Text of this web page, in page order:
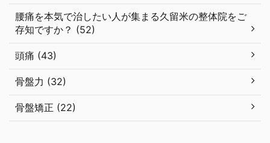
腰痛を本気で治したい人が集まる久留米の整体院をご
存知ですか？ (52)
頭痛 (43)
骨盤力 (32)
骨盤矯正 (22)